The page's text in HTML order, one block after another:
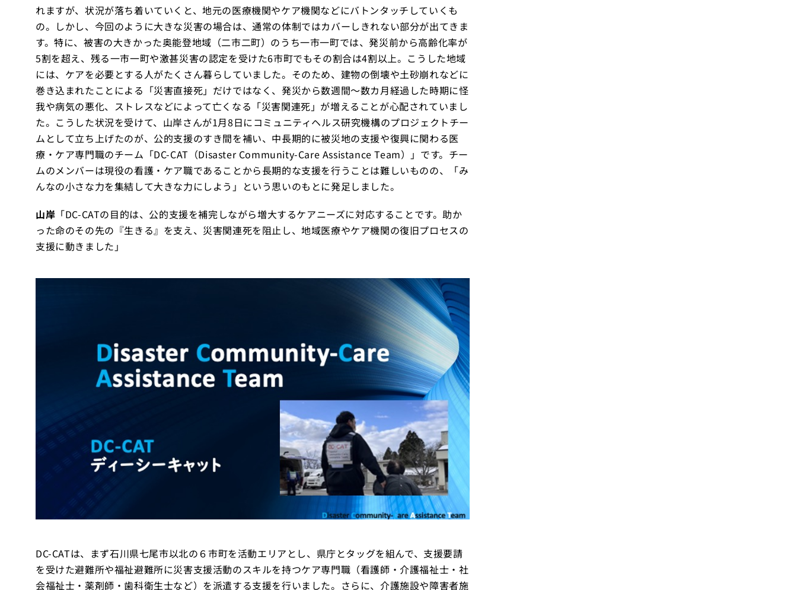
れますが、状況が落ち着いていくと、地元の医療機関やケア機関などにバトンタッチしていくも
の。しかし、今回のように大きな災害の場合は、通常の体制ではカバーしきれない部分が出てきま
す。特に、被害の大きかった奥能登地域（二市二町）のうち一市一町では、発災前から高齢化率が
5割を超え、残る一市一町や激甚災害の認定を受けた6市町でもその割合は4割以上。こうした地域
には、ケアを必要とする人がたくさん暮らしていました。そのため、建物の倒壊や土砂崩れなどに
巻き込まれたことによる「災害直接死」だけではなく、発災から数週間〜数カ月経過した時期に怪
我や病気の悪化、ストレスなどによって亡くなる「災害関連死」が増えることが心配されていまし
た。こうした状況を受けて、山岸さんが1月8日にコミュニティヘルス研究機構のプロジェクトチー
ムとして立ち上げたのが、公的支援のすき間を補い、中長期的に被災地の支援や復興に関わる医
療・ケア専門職のチーム「DC-CAT（Disaster Community-Care Assistance Team）」です。チー
ムのメンバーは現役の看護・ケア職であることから長期的な支援を行うことは難しいものの、「み
んなの小さな力を集結して大きな力にしよう」という思いのもとに発足しました。
山岸 「DC-CATの目的は、公的支援を補完しながら増大するケアニーズに対応することです。助か
った命のその先の『生きる』を支え、災害関連死を阻止し、地域医療やケア機関の復旧プロセスの
支援に動きました」
DC-CATは、まず石川県七尾市以北の６市町を活動エリアとし、県庁とタッグを組んで、支援要請
を受けた避難所や福祉避難所に災害支援活動のスキルを持つケア専門職（看護師・介護福祉士・社
会福祉士・薬剤師・歯科衛生士など）を派遣する支援を行いました。さらに、介護施設や障害者施